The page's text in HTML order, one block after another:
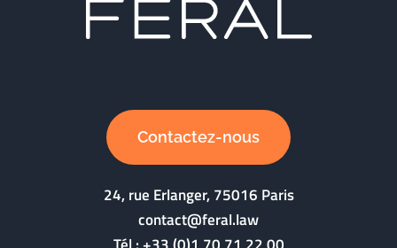
Contactez-nous
24, rue Erlanger, 75016 Paris
contact@feral.law